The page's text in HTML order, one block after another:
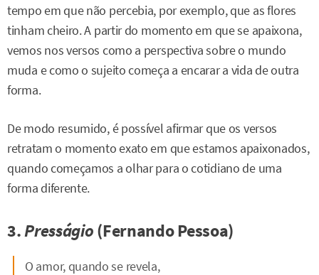
tempo em que não percebia, por exemplo, que as flores
tinham cheiro. A partir do momento em que se apaixona,
vemos nos versos como a perspectiva sobre o mundo
muda e como o sujeito começa a encarar a vida de outra
forma.
De modo resumido, é possível afirmar que os versos
retratam o momento exato em que estamos apaixonados,
quando começamos a olhar para o cotidiano de uma
forma diferente.
3.Presságio(Fernando Pessoa)
O amor, quando se revela,